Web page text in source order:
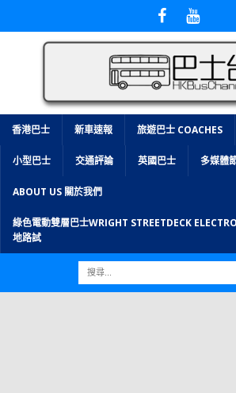
香港巴士 新車速報 旅遊巴士 COACHES
小型巴士 交通評論 英國巴士 多媒體
ABOUT US 關於我們
綠色電動雙層巴士WRIGHT STREETDECK
地路試